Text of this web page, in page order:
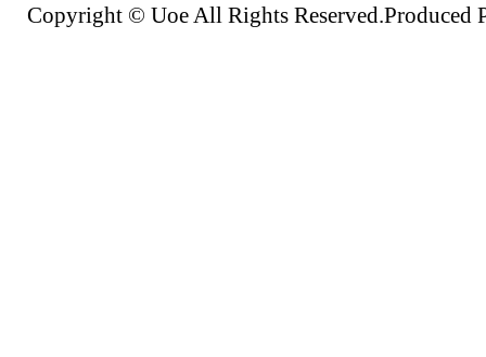
Copyright © Uoe All Rights Reserved.Produced